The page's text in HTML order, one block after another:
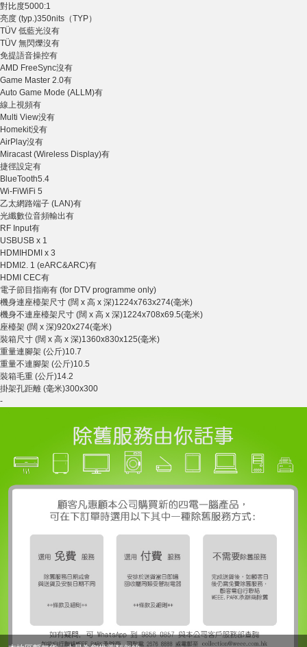
對比度5000:1
亮度 (typ.)350nits（TYP）
TÜV 低藍光沒有
TÜV 無閃爍沒有
免提語音操控有
AMD FreeSync沒有
Game Master 2.0有
Auto Game Mode (ALLM)有
線上視頻有
Multi View没有
Homekit没有
AirPlay沒有
Miracast (Wireless Display)有
捷徑設定有
BlueTooth5.4
Wi-FiWiFi 5
乙太網路端子 (LAN)有
光纖數位音頻輸出有
RF Input有
USBUSB x 1
HDMI HDMI x 3
HDMI2. 1 (eARC&ARC)有
HDMI CEC有
電子節目指南有 (for DTV programme only)
機身連座檯架尺寸 (闊 x 高 x 深)1224x763x274(毫米)
機身不連座檯架尺寸 (闊 x 高 x 深)1224x708x69.5(毫米)
座檯架 (闊 x 深)920x274(毫米)
裝箱尺寸 (闊 x 高 x 深)1360x830x125(毫米)
重量連腳架 (公斤)10.7
重量不連腳架 (公斤)10.5
裝箱毛重 (公斤)14.2
掛架孔距離 (毫米)300x300
-